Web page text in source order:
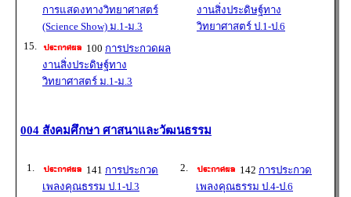
การแสดงทางวิทยาศาสตร์
(Science Show) ม.1-ม.3
งานสิ่งประดิษฐ์ทาง
วิทยาศาสตร์ ป.1-ป.6
15.
100 การประกวดผล
งานสิ่งประดิษฐ์ทาง
วิทยาศาสตร์ ม.1-ม.3
004 สังคมศึกษา ศาสนาและวัฒนธรรม
1. 141 การประกวด
เพลงคุณธรรม ป.1-ป.3
2. 142 การประกวด
เพลงคุณธรรม ป.4-ป.6